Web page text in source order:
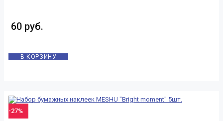
60 руб.
В КОРЗИНУ
-27%